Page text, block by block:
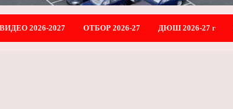
ВИДЕО 2026-2027 ОТБОР 2026-27 ДЮШ 2026-27 г